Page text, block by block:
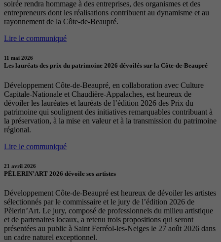
soirée rendra hommage à des entreprises, des organismes et des
entrepreneurs dont les réalisations contribuent au dynamisme et au
rayonnement de la Côte-de-Beaupré.
Lire le communiqué
11 mai 2026
Les lauréats des prix du patrimoine 2026 dévoilés sur la Côte-de-Beaupré
Développement Côte-de-Beaupré, en collaboration avec Culture
Capitale-Nationale et Chaudière-Appalaches, est heureux de
dévoiler les lauréates et lauréats de l’édition 2026 des Prix du
patrimoine qui soulignent des initiatives remarquables contribuant à
la préservation, à la mise en valeur et à la transmission du patrimoine
régional.
Lire le communiqué
21 avril 2026
PÈLERIN’ART 2026 dévoile ses artistes
Développement Côte-de-Beaupré est heureux de dévoiler les artistes
sélectionnés par le commissaire et le jury de l’édition 2026 de
Pèlerin’Art. Le jury, composé de professionnels du milieu artistique
et de partenaires locaux, a retenu trois propositions qui seront
présentées au public à Saint Ferréol-les-Neiges le 27 août 2026 dans
un cadre naturel exceptionnel.